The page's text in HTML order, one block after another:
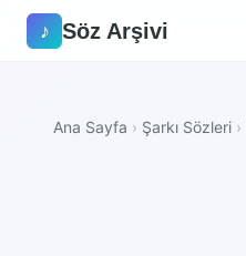
♪ Söz Arşivi
Ana Sayfa › Şarkı Sözleri ›